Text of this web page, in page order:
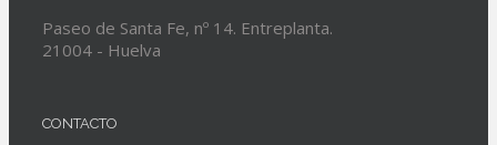
Paseo de Santa Fe, nº 14. Entreplanta.
21004 - Huelva
CONTACTO